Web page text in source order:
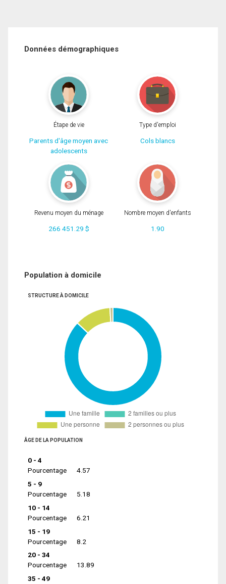
Données démographiques
Étape de vie
Parents d'âge moyen avec
adolescents
Type d'emploi
Cols blancs
Revenu moyen du ménage
266 451.29 $
Nombre moyen d'enfants
1.90
Population à domicile
STRUCTURE À DOMICILE
ÂGE DE LA POPULATION
0 - 4
Pourcentage
4.57
5 - 9
Pourcentage
5.18
10 - 14
Pourcentage
6.21
15 - 19
Pourcentage
8.2
20 - 34
Pourcentage
13.89
35 - 49